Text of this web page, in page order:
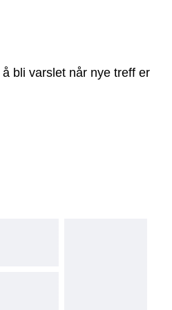
bli varslet når nye treff er